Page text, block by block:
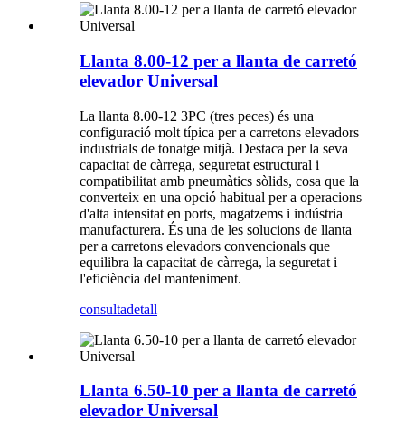
Llanta 8.00-12 per a llanta de carretó
elevador Universal
La llanta 8.00-12 3PC (tres peces) és una
configuració molt típica per a carretons elevadors
industrials de tonatge mitjà. Destaca per la seva
capacitat de càrrega, seguretat estructural i
compatibilitat amb pneumàtics sòlids, cosa que la
converteix en una opció habitual per a operacions
d'alta intensitat en ports, magatzems i indústria
manufacturera. És una de les solucions de llanta
per a carretons elevadors convencionals que
equilibra la capacitat de càrrega, la seguretat i
l'eficiència del manteniment.
consultadetall
Llanta 6.50-10 per a llanta de carretó
elevador Universal